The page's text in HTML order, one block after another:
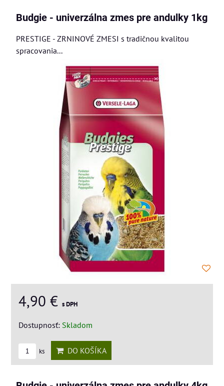
Budgie - univerzálna zmes pre andulky 1kg
PRESTIGE - ZRNINOVÉ ZMESI s tradičnou kvalitou
spracovania...
4,90 € s DPH
Dostupnosť: Skladom
ks DO KOŠÍKA